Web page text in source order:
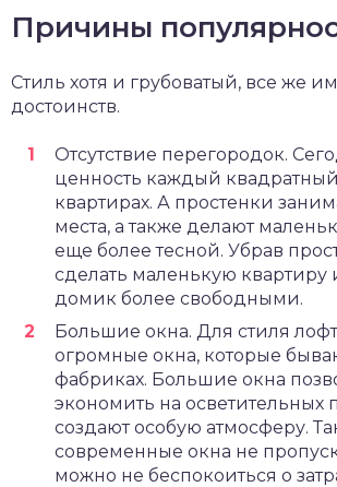
Причины
Стиль хотя и грубоватый, все же
достоинств.
Отсутствие перегородок.
ценность каждый
квартирах. А простенки
места, а также делают
еще более тесной. Убрав
сделать маленькую
домик более свободными.
Большие окна. Для стиля
огромные окна, которые
фабриках. Большие окна
экономить на осветительных
создают особую атмосферу.
современные окна не
можно не беспокоиться о